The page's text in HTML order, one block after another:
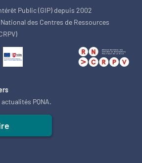
Public (GIP) depuis 2002
des Centres de Ressources
PQNA.